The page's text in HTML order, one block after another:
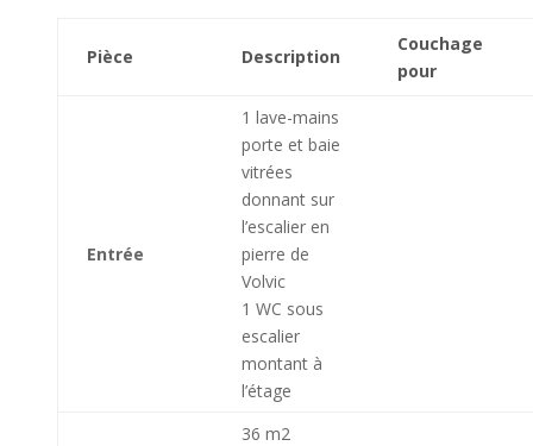
Pièce Description
Couchage
pour
Entrée
1 lave-mains
porte et baie
vitrées
donnant sur
l’escalier en
pierre de
Volvic
1 WC sous
escalier
montant à
l’étage
36 m2